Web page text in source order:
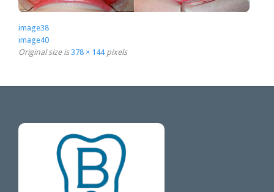
image38
image40
Original size is378 × 144pixels